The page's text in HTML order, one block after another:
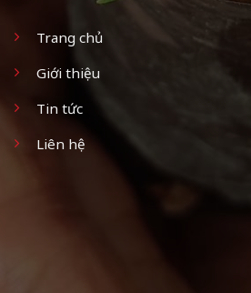
Trang chủ
Giới thiệu
Tin tức
Liên hệ